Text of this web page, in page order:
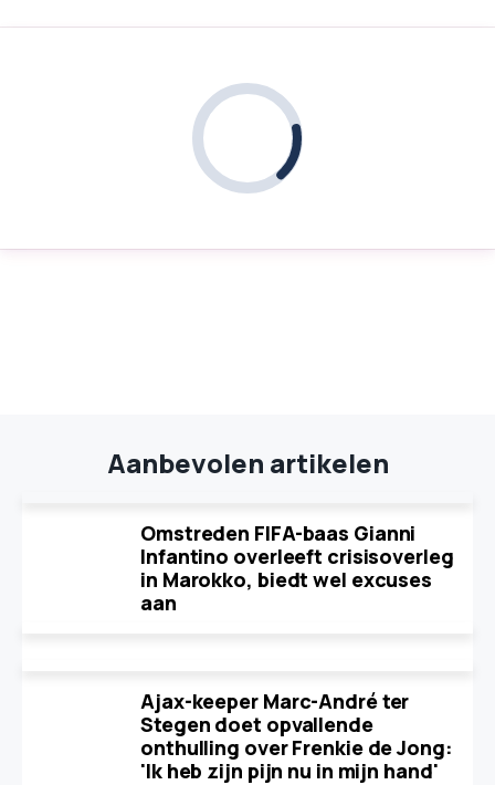
Aanbevolen artikelen
Omstreden FIFA-baas Gianni
Infantino overleeft crisisoverleg
in Marokko, biedt wel excuses
aan
Ajax-keeper Marc-André ter
Stegen doet opvallende
onthulling over Frenkie de Jong:
'Ik heb zijn pijn nu in mijn hand'